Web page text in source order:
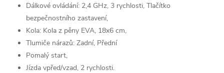
Dálkové ovládání: 2,4 GHz, 3 rychlosti, Tlačítko
bezpečnostního zastavení,
Kola: Kola z pěny EVA, 18x6 cm,
Tlumiče nárazů: Zadní, Přední
Pomalý start,
Jízda vpřed/vzad, 2 rychlosti.